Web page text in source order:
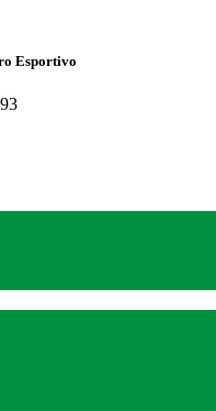
Esportivo